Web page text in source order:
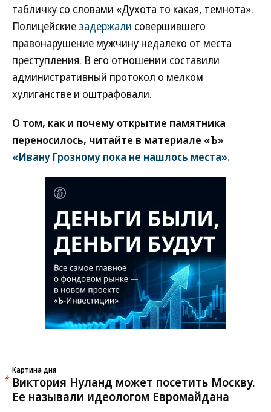
табличку со словами «Духота то какая, темнота».
Полицейские задержали совершившего
правонарушение мужчину недалеко от места
преступления. В его отношении составили
административный протокол о мелком
хулиганстве и оштрафовали.
О том, как и почему открытие памятника
переносилось, читайте в материале «Ъ»
«Ивану Грозному пока не нашлось места».
Картина дня
Виктория Нуланд может посетить Москву.
Ее называли идеологом Евромайдана